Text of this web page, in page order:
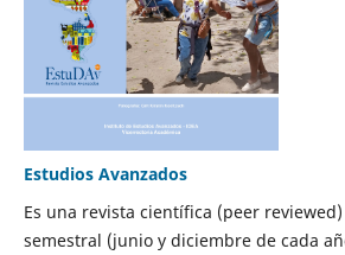
Estudios Avanzados
Es una revista científica (peer
semestral (junio y diciembre de cada